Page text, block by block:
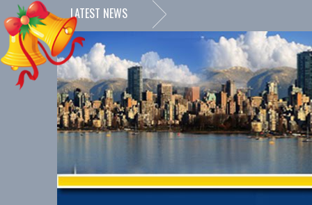
LATEST NEWS